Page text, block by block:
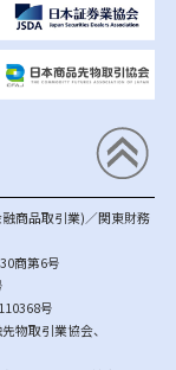
商品取引業)／関東財務
商第6号
号
物取引業協会、